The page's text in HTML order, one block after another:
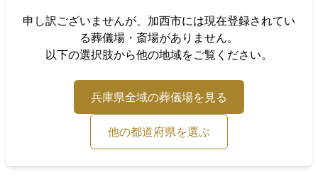
申し訳ございませんが、 加西市には現在登録されてい
る葬儀場・斎場がありません。
以下の選択肢から他の地域をご覧ください。
兵庫県全域の葬儀場を見る
他の都道府県を選ぶ